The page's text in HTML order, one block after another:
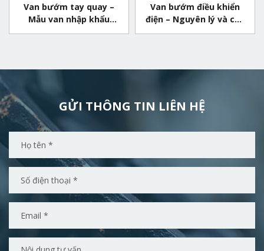
Van bướm tay quay –
Mẫu van nhập khẩu
chất lượng
Van bướm điều khiển
điện – Nguyên lý và cấu
tạo của van
GỬI THÔNG TIN LIÊN HỆ